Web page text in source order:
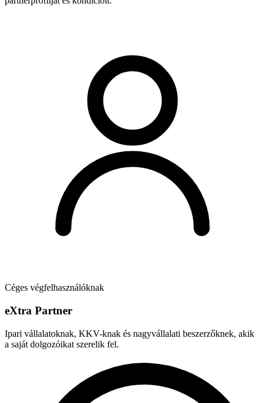
Céges végfelhasználóknak
eXtra Partner
Ipari vállalatoknak, KKV-knak és nagyvállalati beszerzőknek, akik
a saját dolgozóikat szerelik fel.